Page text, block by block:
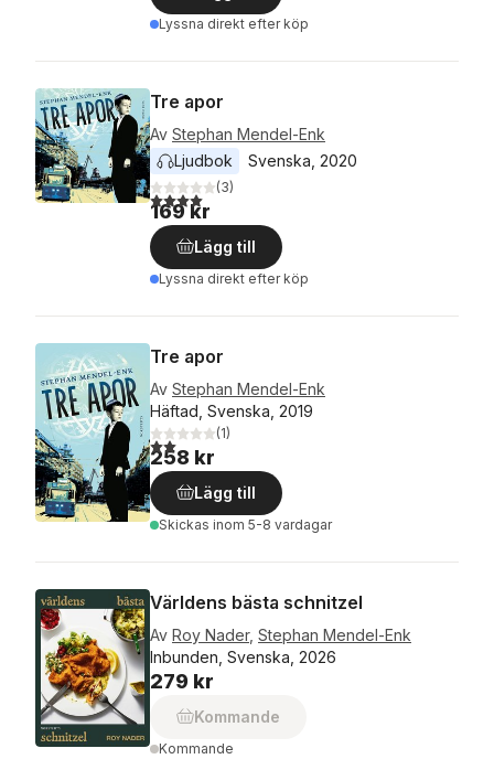
Lyssna direkt efter köp
Tre apor
Av Stephan Mendel-Enk
Ljudbok
Svenska 2020
4,0utav 5 stjärnor. Totalt antal röster:
(3)
169 kr
Lägg till
Lyssna direkt efter köp
Tre apor
Av Stephan Mendel-Enk
Häftad, Svenska, 2019
2,0utav 5 stjärnor. Totalt antal röster:
(1)
258 kr
Lägg till
Skickas inom 5-8 vardagar
Världens bästa schnitzel
Av Roy Nader, Stephan Mendel-Enk
Inbunden, Svenska, 2026
279 kr
Kommande
Kommande